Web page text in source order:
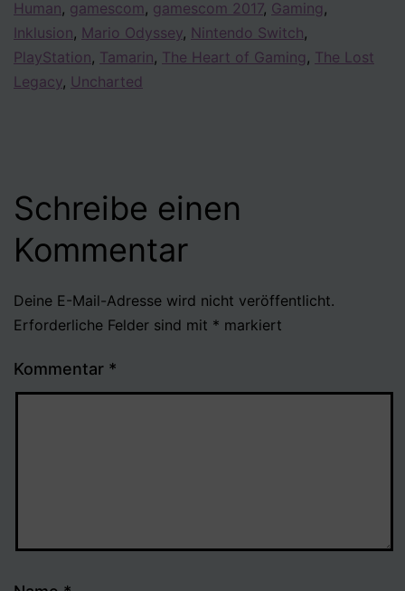
Human, gamescom, gamescom 2017, Gaming,
Inklusion, Mario Odyssey, Nintendo Switch,
PlayStation, Tamarin, The Heart of Gaming, The Lost
Legacy, Uncharted
Schreibe einen
Kommentar
Deine E-Mail-Adresse wird nicht veröffentlicht.
Erforderliche Felder sind mit * markiert
Kommentar *